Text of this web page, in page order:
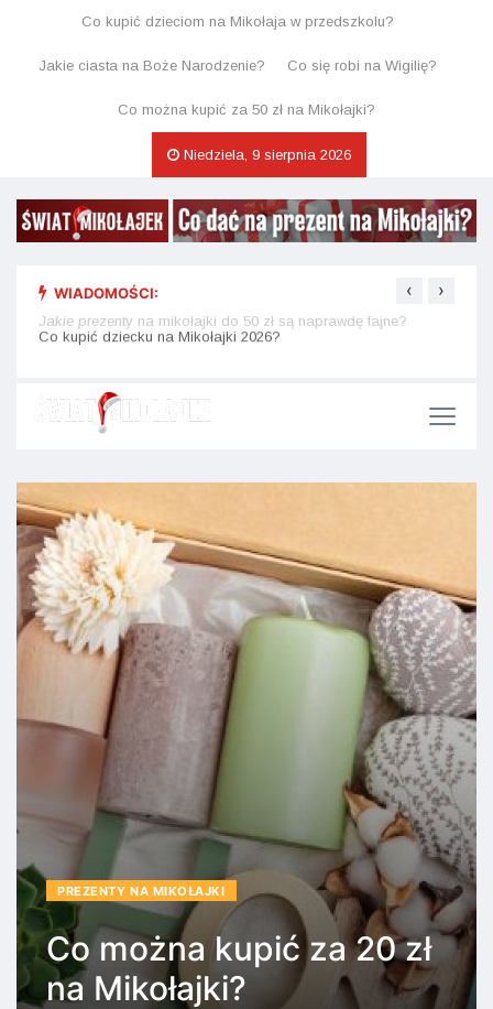
Co kupić dzieciom na Mikołaja w przedszkolu?
Jakie ciasta na Boże Narodzenie? Co się robi na Wigilię?
Co można kupić za 50 zł na Mikołajki?
Niedziela, 9 sierpnia 2026
WIADOMOŚCI:
Jakie prezenty na mikołajki do 50 zł są naprawdę fajne?
‹ ›
PREZENTY NA MIKOŁAJKI
Co można kupić za 20 zł
na Mikołajki?